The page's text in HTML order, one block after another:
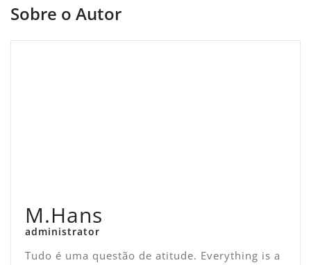
Sobre o Autor
M.Hans
administrator
Tudo é uma questão de atitude. Everything is a